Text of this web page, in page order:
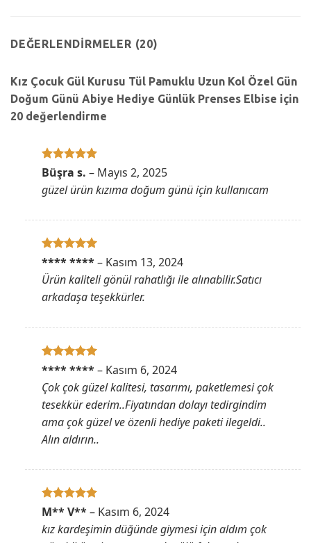
DEĞERLENDIRMELER (20)
Kız Çocuk Gül Kurusu Tül Pamuklu Uzun Kol Özel Gün
Doğum Günü Abiye Hediye Günlük Prenses Elbise için
20 değerlendirme
5 üzerinden
oy aldı
Büşra s. – Mayıs 2, 2025
güzel ürün kızıma doğum günü için kullanıcam
5 üzerinden
5oy aldı
**** ****– Kasım 13, 2024
Ürün kaliteli gönül rahatlığı ile alınabilir.Satıcı
arkadaşa teşekkürler.
5 üzerinden
**** ****– Kasım 6, 2024
Çok çok güzel kalitesi, tasarımı, paketlemesi çok
tesekkür ederim..Fiyatından dolayı tedirgindim
ama çok güzel ve özenli hediye paketi ilegeldi..
Alın aldırın..
5 üzerinden
M** V**– Kasım 6, 2024
kız kardeşimin düğünde giymesi için aldım çok